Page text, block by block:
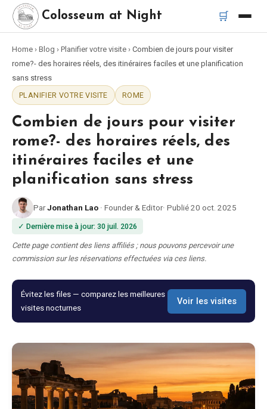
Colosseum at Night 🛒
Accueil
Meilleurs tours
Meilleurs tours de nuit du Colisée
Meilleurs tours à Rome
Tour en Vespa Rome
Catacombes de Rome
Blog
Boutique
Tous les souvenirs
Posters
Home › Blog › Planifier votre visite › Combien de jours pour visiter
rome?- des horaires réels, des itinéraires faciles et une planification
sans stress
PLANIFIER VOTRE VISITE
ROME
Combien de jours pour visiter
rome?- des horaires réels, des
itinéraires faciles et une
planification sans stress
ParJonathan Lao · Founder & Editor· Publié20 oct. 2025
✓ Dernière mise à jour: 30 juil. 2026
Cette page contient des liens affiliés ; nous pouvons percevoir une
commission sur les réservations effectuées via ces liens.
Évitez les files — comparez les meilleures
visites nocturnes
Voir les visites